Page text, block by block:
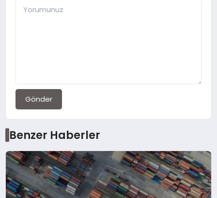
Gönder
Benzer Haberler